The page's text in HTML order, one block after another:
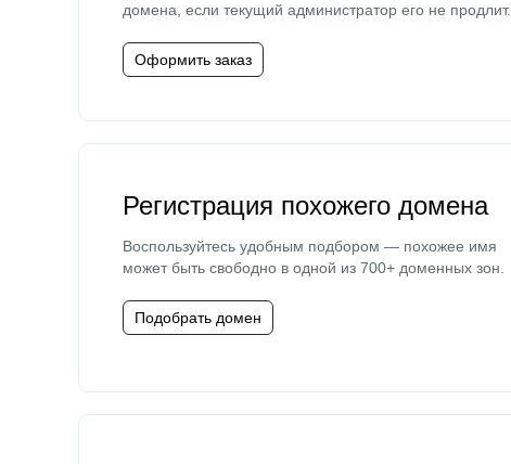
домена, если текущий администратор его не продлит.
Оформить заказ
Регистрация похожего домена
Воспользуйтесь удобным подбором — похожее имя
может быть свободно в одной из 700+ доменных зон.
Подобрать домен